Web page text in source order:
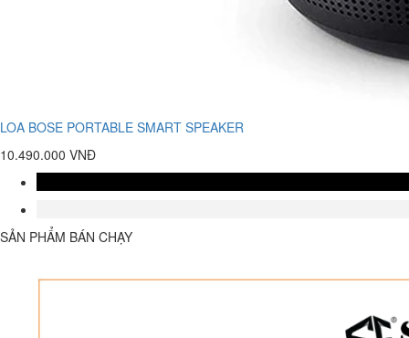
LOA BOSE PORTABLE SMART SPEAKER
10.490.000 VNĐ
SẢN PHẨM BÁN CHẠY